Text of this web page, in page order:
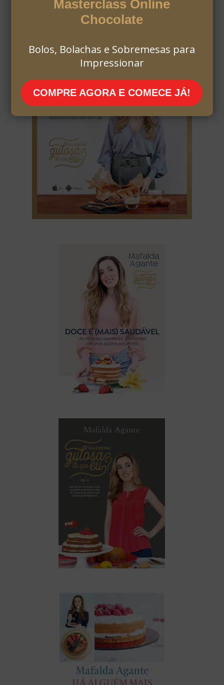
Masterclass Online
Chocolate
Bolos, Bolachas e Sobremesas para
Impressionar
COMPRE AGORA E COMECE JÁ!